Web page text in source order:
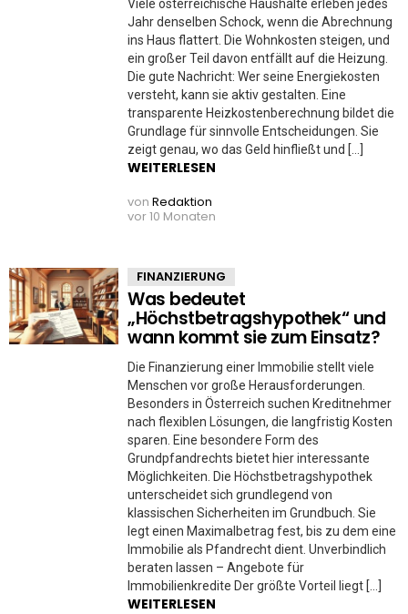
Viele österreichische Haushalte erleben jedes
Jahr denselben Schock, wenn die Abrechnung
ins Haus flattert. Die Wohnkosten steigen, und
ein großer Teil davon entfällt auf die Heizung.
Die gute Nachricht: Wer seine Energiekosten
versteht, kann sie aktiv gestalten. Eine
transparente Heizkostenberechnung bildet die
Grundlage für sinnvolle Entscheidungen. Sie
zeigt genau, wo das Geld hinfließt und […]
WEITERLESEN
von Redaktion
vor 10 Monaten
FINANZIERUNG
Was bedeutet
„Höchstbetragshypothek“ und
wann kommt sie zum Einsatz?
Die Finanzierung einer Immobilie stellt viele
Menschen vor große Herausforderungen.
Besonders in Österreich suchen Kreditnehmer
nach flexiblen Lösungen, die langfristig Kosten
sparen. Eine besondere Form des
Grundpfandrechts bietet hier interessante
Möglichkeiten. Die Höchstbetragshypothek
unterscheidet sich grundlegend von
klassischen Sicherheiten im Grundbuch. Sie
legt einen Maximalbetrag fest, bis zu dem eine
Immobilie als Pfandrecht dient. Unverbindlich
beraten lassen – Angebote für
Immobilienkredite Der größte Vorteil liegt […]
WEITERLESEN